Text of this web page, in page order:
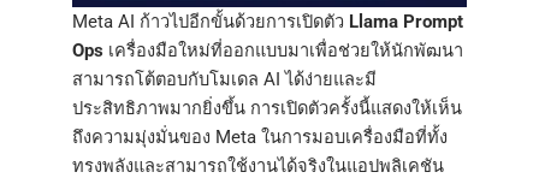
Meta AI ก้าวไปอีกขั้นด้วยการเปิดตัว Llama Prompt
Ops เครื่องมือใหม่ที่ออกแบบมาเพื่อช่วยให้นักพัฒนา
สามารถโต้ตอบกับโมเดล AI ได้ง่ายและมี
ประสิทธิภาพมากยิ่งขึ้น การเปิดตัวครั้งนี้แสดงให้เห็น
ถึงความมุ่งมั่นของ Meta ในการมอบเครื่องมือที่ทั้ง
ทรงพลังและสามารถใช้งานได้จริงในแอปพลิเคชัน